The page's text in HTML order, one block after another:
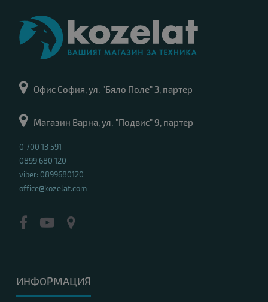
Офис София, ул. "Бяло Поле" 3, партер
Магазин Варна, ул. "Подвис" 9, партер
0 700 13 591
0899 680 120
viber: 0899680120
office@kozelat.com
ИНФОРМАЦИЯ